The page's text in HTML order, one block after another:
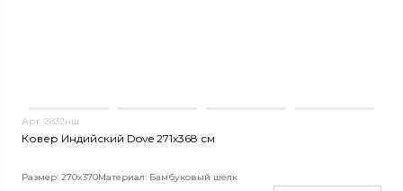
Арт. 2832нш
Ковер Индийский Dove 271x368 см
Размер: 270x370Материал: Бамбуковый шёлк